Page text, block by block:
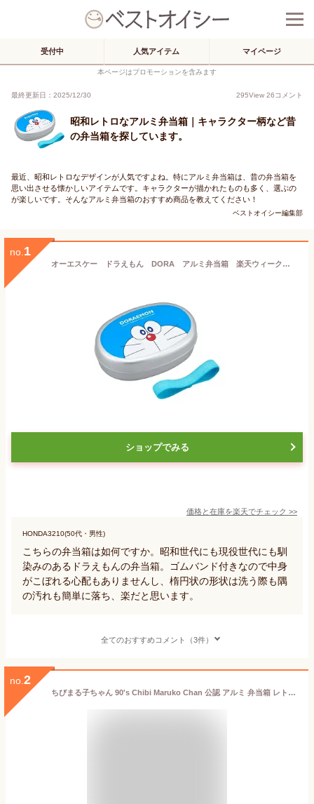
受付中 人気アイテム マイページ
本ページはプロモーションを含みます
最終更新日：2025/12/30 295View 26コメント
昭和レトロなアルミ弁当箱｜キャラクター柄など昔
の弁当箱を探しています。
最近、昭和レトロなデザインが人気ですよね。特にアルミ弁当箱は、昔の弁当箱を
思い出させる懐かしいアイテムです。キャラクターが描かれたものも多く、選ぶの
が楽しいです。そんなアルミ弁当箱のおすすめ商品を教えてください！
ベストオイシー編集部
no. 1
オーエスケー ドラえもん DORA アルミ弁当箱 楽天ウィークリーランキング1位商品！
ショップでみる
価格と在庫を楽天でチェック >>
HONDA3210(50代・男性)
こちらの弁当箱は如何ですか。昭和世代にも現役世代にも馴
染みのあるドラえもんの弁当箱。ゴムバンド付きなので中身
がこぼれる心配もありませんし、楕円状の形状は洗う際も隅
の汚れも簡単に落ち、楽だと思います。
全てのおすすめコメント（3件）
no. 2
ちびまる子ちゃん 90's Chibi Maruko Chan 公認 アルミ 弁当箱 レトロ 昭和 ベルト付き おしゃれ 映え カフェ キッチン グッズ イラスト 大人 子供 キッズ イラスト かわいい